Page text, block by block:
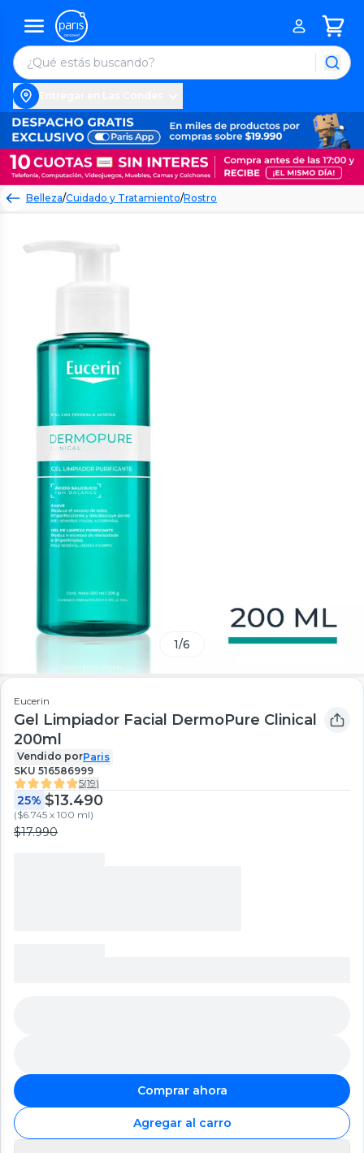
Belleza/Cuidado y Tratamiento/Rostro
1/6
Eucerin
Gel Limpiador Facial DermoPure Clinical
200ml
Vendido porParis
SKU 516586999
5(19)
25% $13.490
($6.745 x 100 ml)
$17.990
Comprar ahora
Agregar al carro